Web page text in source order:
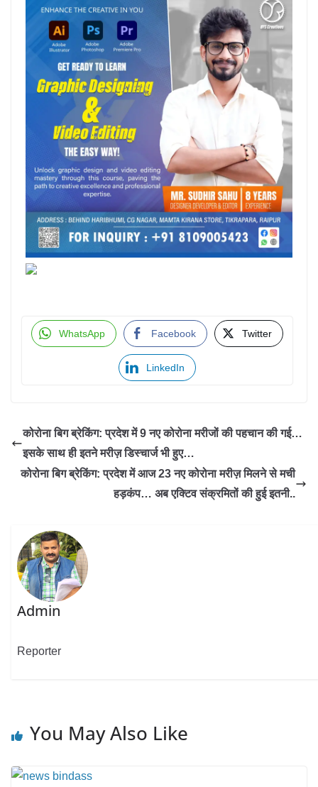
WhatsApp Facebook Twitter
LinkedIn
कोरोना बिग ब्रेकिंग: प्रदेश में 9 नए कोरोना मरीजों की पहचान की गई…
इसके साथ ही इतने मरीज़ डिस्चार्ज भी हुए…
कोरोना बिग ब्रेकिंग: प्रदेश में आज 23 नए कोरोना मरीज़ मिलने से मची
हड़कंप… अब एक्टिव संक्रमितों की हुई इतनी..
Admin
Reporter
You May Also Like